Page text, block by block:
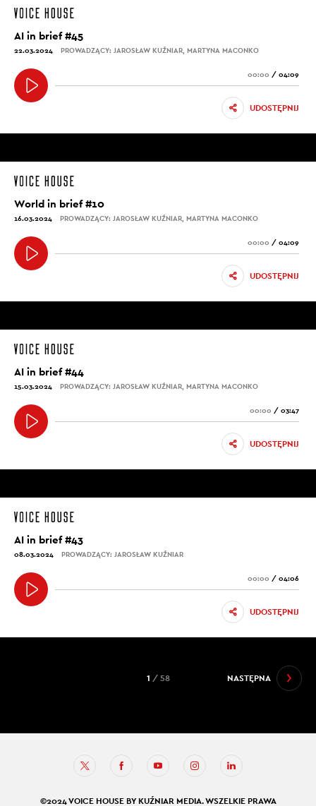
AI in brief #45
22.03.2024 PROWADZĄCY: JAROSŁAW KUŹNIAR, MARTYNA MACONKO
00:00 / 04:09
UDOSTĘPNIJ
World in brief #10
16.03.2024 PROWADZĄCY: JAROSŁAW KUŹNIAR, MARTYNA MACONKO
00:00 / 04:09
UDOSTĘPNIJ
AI in brief #44
15.03.2024 PROWADZĄCY: JAROSŁAW KUŹNIAR, MARTYNA MACONKO
00:00 / 03:47
UDOSTĘPNIJ
AI in brief #43
08.03.2024 PROWADZĄCY: JAROSŁAW KUŹNIAR
00:00 / 04:06
UDOSTĘPNIJ
NASTĘPNA
1 / 58
©2024 VOICE HOUSE BY KUŹNIAR MEDIA. WSZELKIE PRAWA